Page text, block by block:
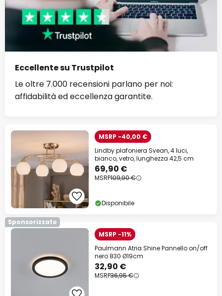
Eccellente su Trustpilot
Le oltre 7.000 recensioni parlano per noi:
affidabilità ed eccellenza garantite.
MSRP -40,00 €
Lindby plafoniera Svean, 4 luci,
bianco, vetro, lunghezza 42,5 cm
69,90 €
MSRP109,90 €
Disponibile
Sponsorizzato
MSRP -11%
Paulmann Atria Shine Pannello on/off
nero 830 Ø19cm
32,90 €
MSRP36,95 €